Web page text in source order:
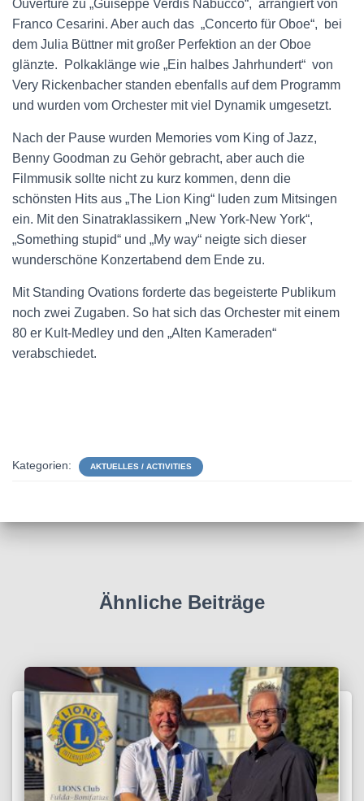
Ouvertüre zu „Guiseppe Verdis Nabucco“, arrangiert von
Franco Cesarini. Aber auch das „Concerto für Oboe“, bei
dem Julia Büttner mit großer Perfektion an der Oboe
glänzte. Polkaklänge wie „Ein halbes Jahrhundert“ von
Very Rickenbacher standen ebenfalls auf dem Programm
und wurden vom Orchester mit viel Dynamik umgesetzt.
Nach der Pause wurden Memories vom King of Jazz,
Benny Goodman zu Gehör gebracht, aber auch die
Filmmusik sollte nicht zu kurz kommen, denn die
schönsten Hits aus „The Lion King“ luden zum Mitsingen
ein. Mit den Sinatraklassikern „New York-New York“,
„Something stupid“ und „My way“ neigte sich dieser
wunderschöne Konzertabend dem Ende zu.
Mit Standing Ovations forderte das begeisterte Publikum
noch zwei Zugaben. So hat sich das Orchester mit einem
80 er Kult-Medley und den „Alten Kameraden“
verabschiedet.
Kategorien: AKTUELLES / ACTIVITIES
Ähnliche Beiträge